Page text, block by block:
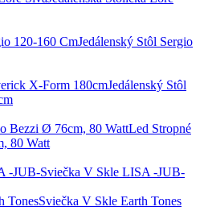
Jedálenský Stôl Sergio
Jedálenský Stôl
Led Stropné
80 Watt
Sviečka V Skle LISA -JUB-
Sviečka V Skle Earth Tones